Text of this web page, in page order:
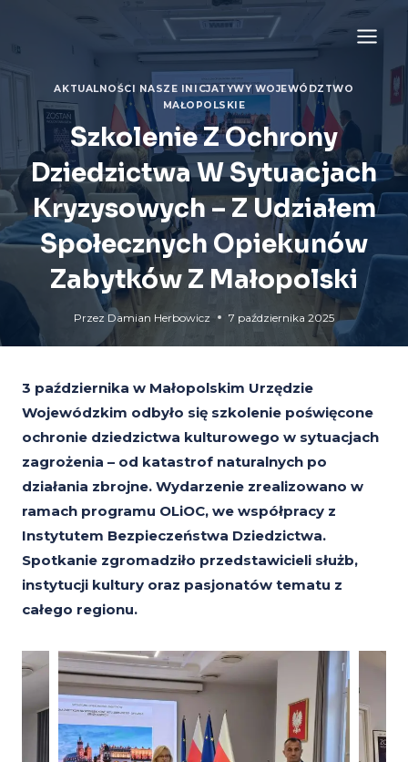
AKTUALNOŚCI NASZE INICJATYWY| WOJEWÓDZTWO
MAŁOPOLSKIE
Szkolenie Z Ochrony
Dziedzictwa W Sytuacjach
Kryzysowych – Z Udziałem
Społecznych Opiekunów
Zabytków Z Małopolski
Przez Damian Herbowicz 7 października 2025
3 października w Małopolskim Urzędzie
Wojewódzkim odbyło się szkolenie poświęcone
ochronie dziedzictwa kulturowego w sytuacjach
zagrożenia – od katastrof naturalnych po
działania zbrojne. Wydarzenie zrealizowano w
ramach programu OLiOC, we współpracy z
Instytutem Bezpieczeństwa Dziedzictwa.
Spotkanie zgromadziło przedstawicieli służb,
instytucji kultury oraz pasjonatów tematu z
całego regionu.